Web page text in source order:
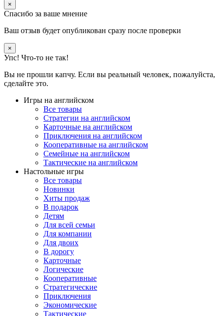
×
Спасибо за ваше мнение
Ваш отзыв будет опубликован сразу после проверки
×
Упс! Что-то не так!
Вы не прошли капчу. Если вы реальный человек, пожалуйста,
сделайте это.
Игры на английском
Все товары
Стратегии на английском
Карточные на английском
Приключения на английском
Кооперативные на английском
Семейные на английском
Тактические на английском
Настольные игры
Все товары
Новинки
Хиты продаж
В подарок
Детям
Для всей семьи
Для компании
Для двоих
В дорогу
Карточные
Логические
Кооперативные
Стратегические
Приключения
Экономические
Тактические